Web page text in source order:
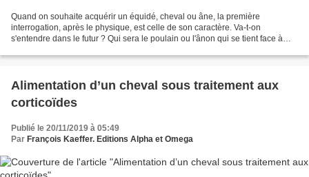
Quand on souhaite acquérir un équidé, cheval ou âne, la première
interrogation, après le physique, est celle de son caractère. Va-t-on
s'entendre dans le futur ? Qui sera le poulain ou l'ânon qui se tient face à
Alimentation d’un cheval sous traitement aux
corticoïdes
Publié le 20/11/2019 à 05:49
Par François Kaeffer. Editions Alpha et Omega